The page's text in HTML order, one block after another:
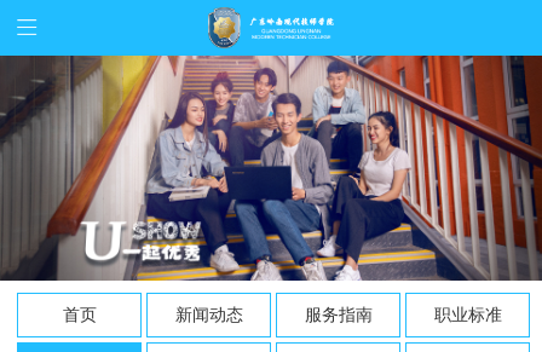
首页 新闻动态 服务指南 职业标准